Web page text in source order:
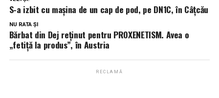
S-a izbit cu mașina de un cap de pod, pe DN1C, în Câțcău
NU RATA ȘI
Bărbat din Dej reținut pentru PROXENETISM. Avea o
„fetiță la produs”, în Austria
RECLAMĂ